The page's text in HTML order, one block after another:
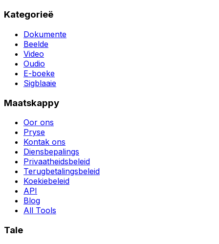
Kategorieë
Dokumente
Beelde
Video
Oudio
E-boeke
Sigblaaie
Maatskappy
Oor ons
Pryse
Kontak ons
Diensbepalings
Privaatheidsbeleid
Terugbetalingsbeleid
Koekiebeleid
API
Blog
All Tools
Tale